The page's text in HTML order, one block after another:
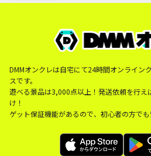
DMMオンクレは自宅にて24時間オンライン
スです。
遊べる景品は3,000点以上！発送依頼を行え
け！
ゲット保証機能があるので、初心者の方でも